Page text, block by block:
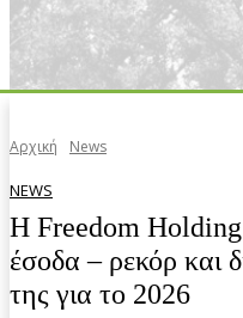
Αρχική News
NEWS
Η Freedom Holding
έσοδα – ρεκόρ και
της για το 2026